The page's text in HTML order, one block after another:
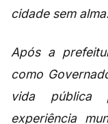
cidade sem alma.
Após a
como
vida pública
experiência